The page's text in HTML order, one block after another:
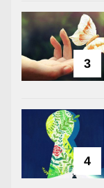
3
4